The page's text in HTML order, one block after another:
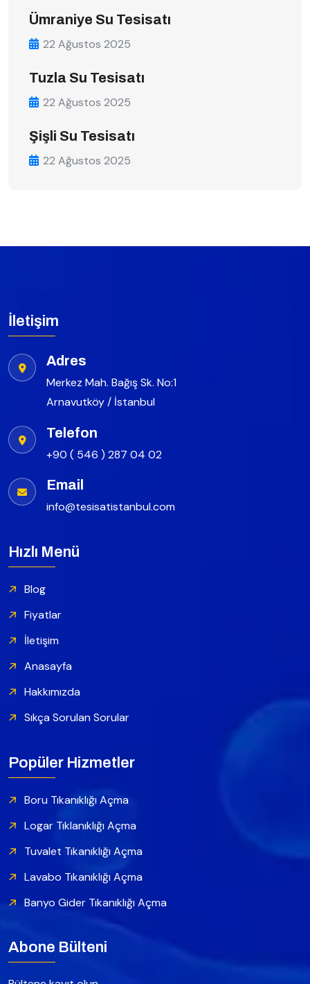
Ümraniye Su Tesisatı
22 Ağustos 2025
Tuzla Su Tesisatı
22 Ağustos 2025
Şişli Su Tesisatı
22 Ağustos 2025
İletişim
Adres
Merkez Mah. Bağış Sk. No:1
Arnavutköy / İstanbul
Telefon
+90 ( 546 ) 287 04 02
Email
info@tesisatistanbul.com
Hızlı Menü
Blog
Fiyatlar
İletişim
Anasayfa
Hakkımızda
Sıkça Sorulan Sorular
Popüler Hizmetler
Boru Tıkanıklığı Açma
Logar Tıklanıklığı Açma
Tuvalet Tıkanıklığı Açma
Lavabo Tıkanıklığı Açma
Banyo Gider Tıkanıklığı Açma
Abone Bülteni